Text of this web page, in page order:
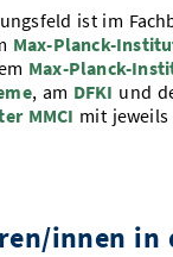
und ist im
Max-Planck-
Max-Planck-
, am DFKI und
MMCI mit
innen in